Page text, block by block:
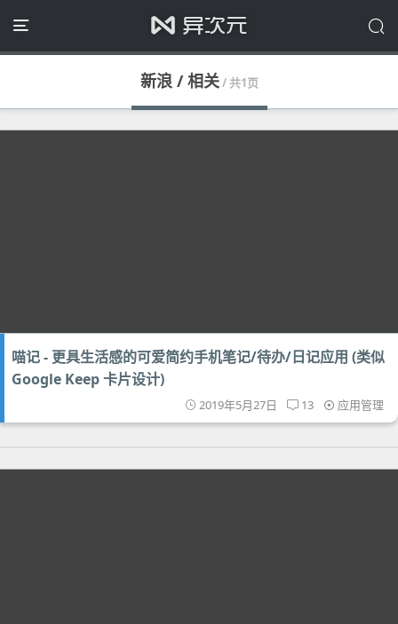
新浪 / 相关/ 共1页
喵记 - 更具生活感的可爱简约手机笔记/待办/日记应用 (类似
Google Keep 卡片设计)
2019年5月27日 13 应用管理